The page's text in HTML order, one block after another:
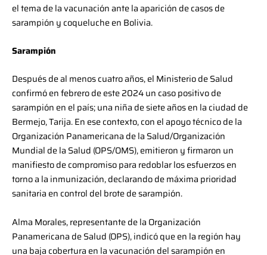
el tema de la vacunación ante la aparición de casos de
sarampión y coqueluche en Bolivia.
Sarampión
Después de al menos cuatro años, el Ministerio de Salud
confirmó en febrero de este 2024 un caso positivo de
sarampión en el país; una niña de siete años en la ciudad de
Bermejo, Tarija. En ese contexto, con el apoyo técnico de la
Organización Panamericana de la Salud/Organización
Mundial de la Salud (OPS/OMS), emitieron y firmaron un
manifiesto de compromiso para redoblar los esfuerzos en
torno a la inmunización, declarando de máxima prioridad
sanitaria en control del brote de sarampión.
Alma Morales, representante de la Organización
Panamericana de Salud (OPS), indicó que en la región hay
una baja cobertura en la vacunación del sarampión en